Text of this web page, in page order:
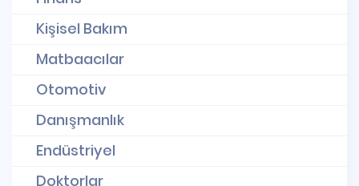
Kişisel Bakım
Matbaacılar
Otomotiv
Danışmanlık
Endüstriyel
Doktorlar